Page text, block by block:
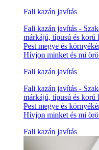
Fali kazán javítás
Fali kazán javítás -
márkájú, típusú és korú
Pest megye és
Hívjon minket és mi
Fali kazán javítás
Fali kazán javítás -
márkájú, típusú és korú
Pest megye és
Hívjon minket és mi
Fali kazán javítás